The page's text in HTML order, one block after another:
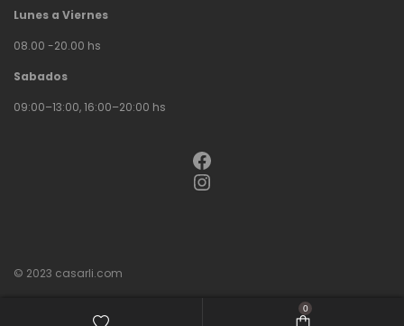
Lunes a Viernes
08.00 -20.00 hs
Sabados
09:00–13:00, 16:00–20:00 hs
Facebook
Instagram
© 2023 casarli.com
0